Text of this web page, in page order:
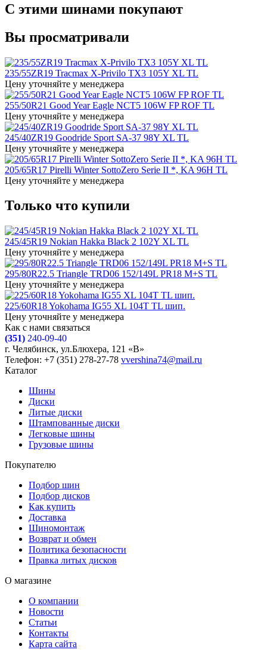
С этими шинами покупают
Вы просматривали
235/55ZR19 Tracmax X-Privilo TX3 105Y XL TL
Цену уточняйте у менеджера
255/50R21 Good Year Eagle NCT5 106W FP ROF TL
Цену уточняйте у менеджера
245/40ZR19 Goodride Sport SA-37 98Y XL TL
Цену уточняйте у менеджера
205/65R17 Pirelli Winter SottoZero Serie II *, KA 96H TL
Цену уточняйте у менеджера
Только что купили
245/45R19 Nokian Hakka Black 2 102Y XL TL
Цену уточняйте у менеджера
295/80R22.5 Triangle TRD06 152/149L PR18 M+S TL
Цену уточняйте у менеджера
225/60R18 Yokohama IG55 XL 104Т TL шип.
Цену уточняйте у менеджера
Как с нами связаться
(351) 240-09-40
г. Челябинск, ул.Блюхера, 121 «В»
Телефон: +7 (351) 278-27-78 vvershina74@mail.ru
Каталог
Шины
Диски
Литые диски
Штампованные диски
Легковые шины
Грузовые шины
Покупателю
Подбор шин
Подбор дисков
Как купить
Доставка
Шиномонтаж
Возврат и обмен
Политика безопасности
Правка литых дисков
О магазине
О компании
Новости
Статьи
Контакты
Карта сайта